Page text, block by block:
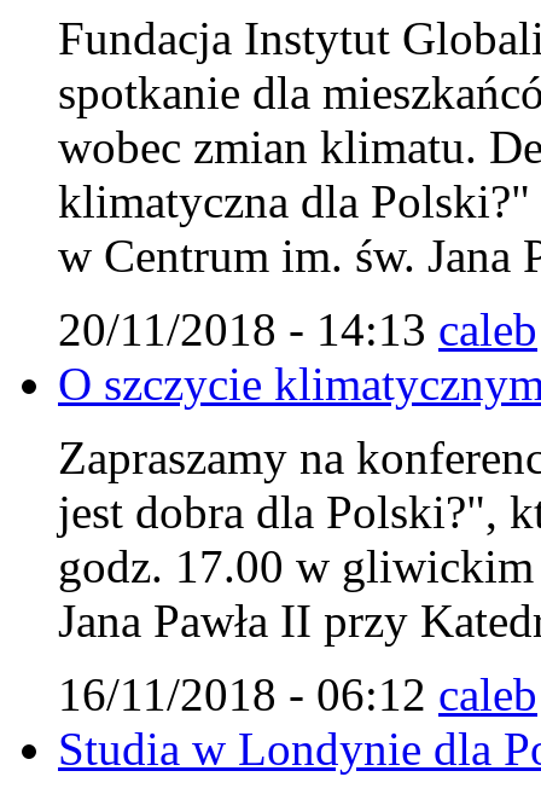
Fundacja Instytut
spotkanie dla
wobec zmian klimatu.
klimatyczna dla
w Centrum im. św. Jana
20/11/2018 - 14:13 caleb
O szczycie
Zapraszamy na
jest dobra dla Polski?",
godz. 17.00 w
Jana Pawła II przy
16/11/2018 - 06:12 caleb
Studia w Londynie dla